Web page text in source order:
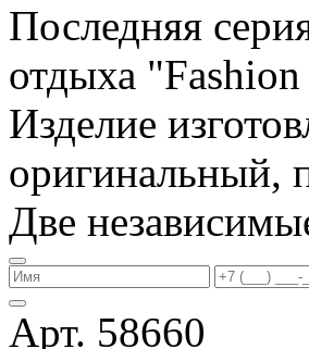
Последняя
отдыха
Изделие
оригинальный,
Две
Арт. 58660